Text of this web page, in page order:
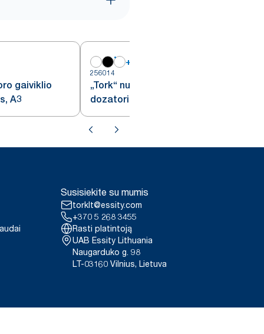
gaiviklio
A3
+
256014
„Tork“ nuolatinio oro gaiviklio
dozatorius IoT
Susisiekite su mumis
torklt@essity.com
+370 5 268 3455
Rasti platintoją
UAB Essity Lithuania
Naugarduko g. 98
LT-03160 Vilnius, Lietuva